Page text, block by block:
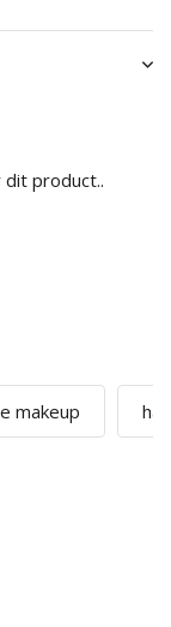
product..
makeup